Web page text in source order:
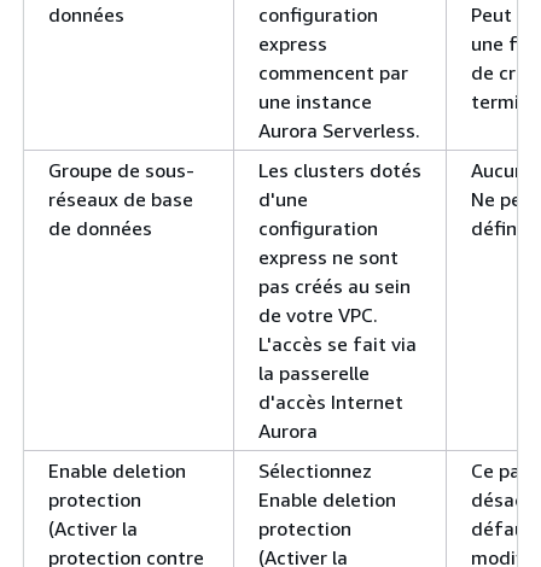
données
configuration
express
commencent par
une instance
Aurora Serverless.
Peut
une
de
Groupe de sous-
réseaux de base
de données
Les clusters dotés
d'une
configuration
express ne sont
pas créés au sein
de votre VPC.
L'accès se fait via
la passerelle
d'accès Internet
Aurora
Aucun
Ne
défini.
Enable deletion
protection
(Activer la
protection contre
Sélectionnez
Enable deletion
protection
(Activer la
Ce